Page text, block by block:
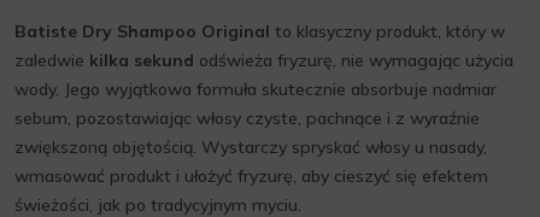
Batiste Dry Shampoo Original to klasyczny produkt, który w
zaledwie kilka sekund odświeża fryzurę, nie wymagając użycia
wody. Jego wyjątkowa formuła skutecznie absorbuje nadmiar
sebum, pozostawiając włosy czyste, pachnące i z wyraźnie
zwiększoną objętością. Wystarczy spryskać włosy u nasady,
wmasować produkt i ułożyć fryzurę, aby cieszyć się efektem
świeżości, jak po tradycyjnym myciu.